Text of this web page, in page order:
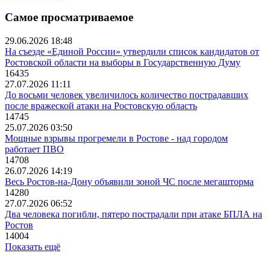
Самое просматриваемое
29.06.2026 18:48
На съезде «Единой России» утвердили список кандидатов от
Ростовской области на выборы в Государственную Думу
16435
27.07.2026 11:11
До восьми человек увеличилось количество пострадавших
после вражеской атаки на Ростовскую область
14745
25.07.2026 03:50
Мощные взрывы прогремели в Ростове - над городом
работает ПВО
14708
26.07.2026 14:19
Весь Ростов-на-Дону объявили зоной ЧС после мегашторма
14280
27.07.2026 06:52
Два человека погибли, пятеро пострадали при атаке БПЛА на
Ростов
14004
Показать ещё